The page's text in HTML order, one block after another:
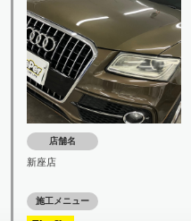
店舗名
新座店
施工メニュー